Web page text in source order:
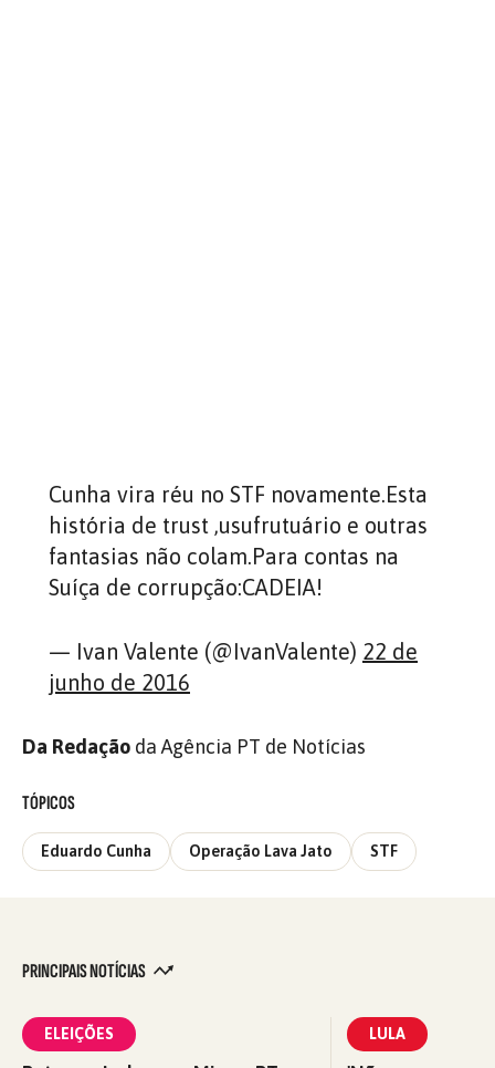
Cunha vira réu no STF novamente.Esta
história de trust ,usufrutuário e outras
fantasias não colam.Para contas na
Suíça de corrupção:CADEIA!
— Ivan Valente (@IvanValente) 22 de
junho de 2016
Da Redação da Agência PT de Notícias
TÓPICOS
Eduardo Cunha Operação Lava Jato STF
PRINCIPAIS NOTÍCIAS
ELEIÇÕES LULA